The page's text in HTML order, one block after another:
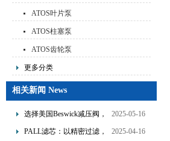
ATOS叶片泵
ATOS柱塞泵
ATOS齿轮泵
更多分类
相关新闻 News
选择美国Beswick减压阀，
提升流体系统效率
2025-05-16
PALL滤芯：以精密过滤，
2025-04-16